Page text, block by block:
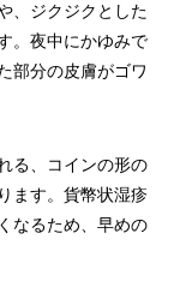
、ジクジクとした
。夜中にかゆみで
部分の皮膚がゴワ
る、コインの形の
ます。貨幣状湿疹
なるため、早めの